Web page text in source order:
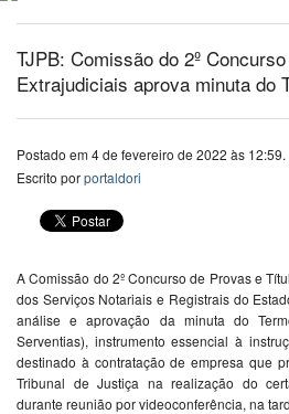
TJPB: Comissão do 2º
Extrajudiciais aprova minuta do
Postado em 4 de fevereiro de 2022 às 12:59.
Escrito porportaldori
A Comissão do 2º Concurso de Provas e
dos Serviços Notariais e Registrais do
análise e aprovação da minuta do
Serventias), instrumento essencial à
destinado à contratação de empresa que
Tribunal de Justiça na realização do
durante reunião por videoconferência, na